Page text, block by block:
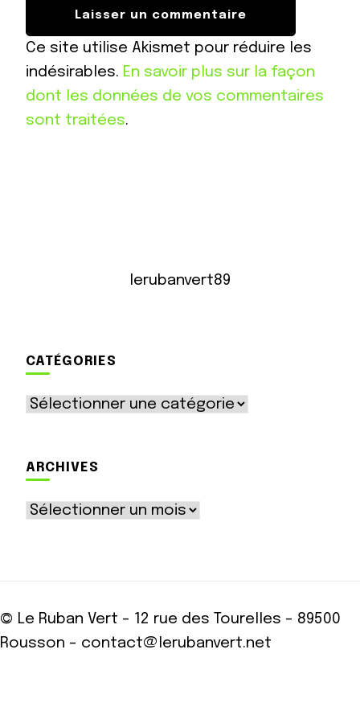
Ce site utilise Akismet pour réduire les
indésirables. En savoir plus sur la façon
dont les données de vos commentaires
sont traitées.
lerubanvert89
CATÉGORIES
Catégories
ARCHIVES
Archives
© Le Ruban Vert - 12 rue des Tourelles - 89500
Rousson - contact@lerubanvert.net